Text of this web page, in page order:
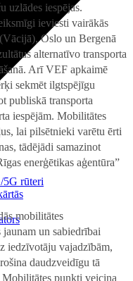
5G rūteri
uzlādes iespējas.
ieviesti vairākās
Oslo un Bergenā
alternatīvo transporta
Arī VEF apkaimē
sekmēt ilgtspējīgu
publiskā transporta
iespējām. Mobilitātes
lai pilsētnieki varētu ērti
tādējādi samazinot
enerģētikas aģentūra”
mobilitātes
un sabiedrībai
iedzīvotāju vajadzībām,
daudzveidīgu tā
Mobilitātes punkti veicina